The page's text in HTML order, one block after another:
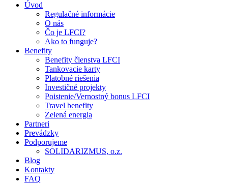
Úvod
Regulačné informácie
O nás
Čo je LFCI?
Ako to funguje?
Benefity
Benefity členstva LFCI
Tankovacie karty
Platobné riešenia
Investičné projekty
Poistenie/Vernostný bonus LFCI
Travel benefity
Zelená energia
Partneri
Prevádzky
Podporujeme
SOLIDARIZMUS, o.z.
Blog
Kontakty
FAQ